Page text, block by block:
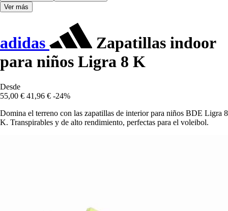
Ver más
adidas
Zapatillas indoor
para niños Ligra 8 K
Desde
55,00 € 41,96 € -24%
Domina el terreno con las zapatillas de interior para niños BDE Ligra 8
K. Transpirables y de alto rendimiento, perfectas para el voleibol.